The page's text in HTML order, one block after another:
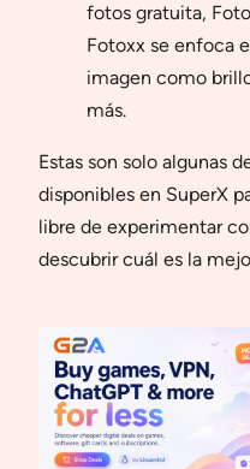
fotos gratuita,
Fotoxx se enfoca
imagen como
más.
Estas son solo algunas
disponibles en SuperX
libre de experimentar
descubrir cuál es la